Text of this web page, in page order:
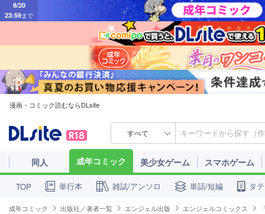
23:59まで
漫画・コミック読むならDLsite
すべて
同人 成年コミック 美少女ゲーム スマホゲーム
TOP 単行本 雑誌/アンソロ 単話/短編 タ
成年コミック 出版社／著者一覧 エンジェル出版 エンジェルコミックス